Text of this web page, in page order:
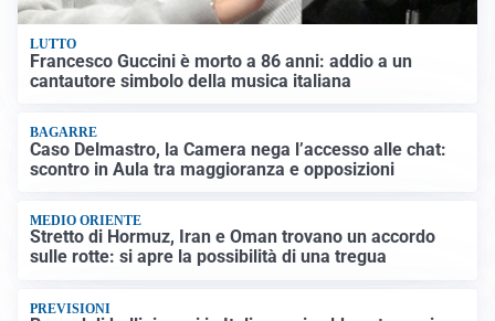
LUTTO
Francesco Guccini è morto a 86 anni: addio a un
cantautore simbolo della musica italiana
BAGARRE
Caso Delmastro, la Camera nega l’accesso alle chat:
scontro in Aula tra maggioranza e opposizioni
MEDIO ORIENTE
Stretto di Hormuz, Iran e Oman trovano un accordo
sulle rotte: si apre la possibilità di una tregua
PREVISIONI